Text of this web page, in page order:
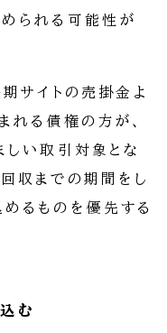
られる可能性が
サイトの売掛金よ
れる債権の方が、
しい取引対象とな
収までの期間をし
るものを優先する
む